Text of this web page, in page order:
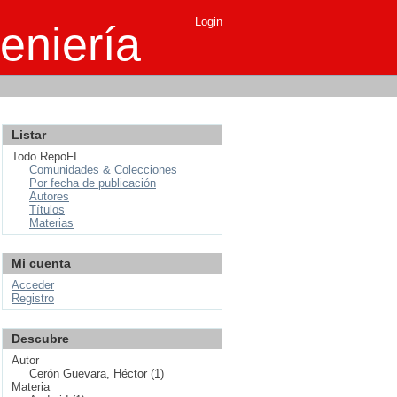
Login
Listar
Todo RepoFI
Comunidades & Colecciones
Por fecha de publicación
Autores
Títulos
Materias
Mi cuenta
Acceder
Registro
Descubre
Autor
Cerón Guevara, Héctor (1)
Materia